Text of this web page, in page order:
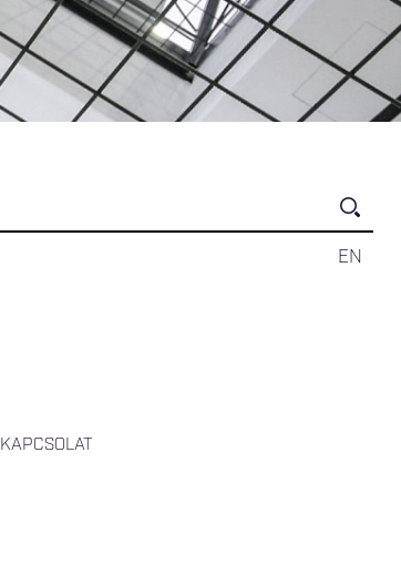
EN
KAPCSOLAT